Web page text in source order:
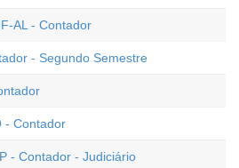
AL - Contador
- Segundo Semestre
- Contador
- Contador - Judiciário